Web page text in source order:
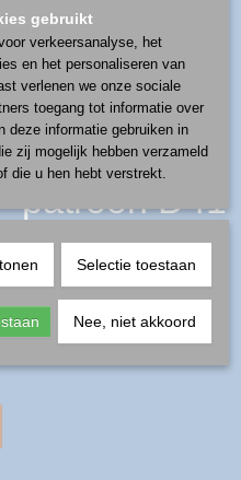
patroon D41
gebruikt
verkeersanalyse, het
en het personaliseren van
verlenen we onze sociale
toegang tot informatie over
deze informatie gebruiken in
zij mogelijk hebben verzameld
die u hen hebt verstrekt.
Selectie toestaan
Nee, niet akkoord